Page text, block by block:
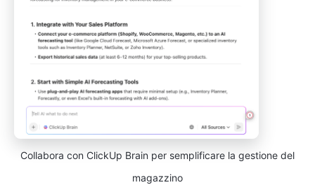
Collabora con ClickUp Brain per semplificare la gestione del
magazzino